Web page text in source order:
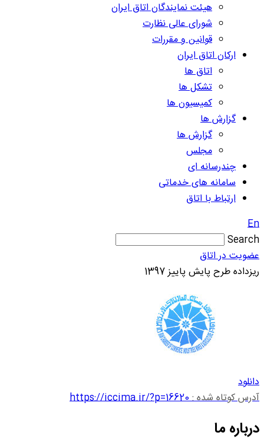
هیئت نمایندگان اتاق ایران
شورای عالی نظارت
قوانین و مقررات
ارکان اتاق ایران
اتاق ها
تشکل ها
کمیسیون ها
گزارش ها
گزارش ها
مجلس
چندرسانه ای
سامانه های خدماتی
ارتباط با اتاق
En
Search
عضویت در اتاق
ریزداده طرح پایش پاییز 1397
دانلود
آدرس کوتاه شده :https://iccima.ir/?p=16620
درباره ما